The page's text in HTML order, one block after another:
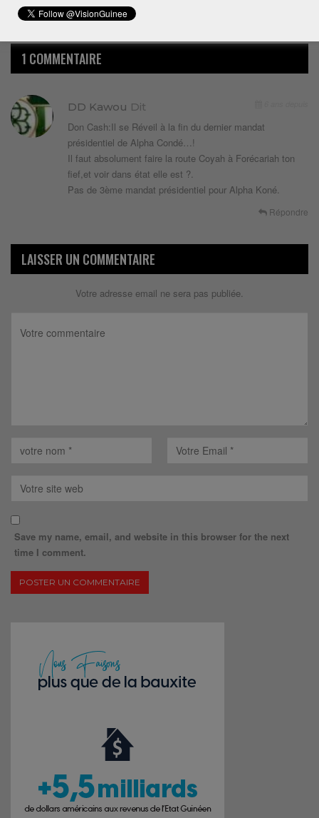
1 COMMENTAIRE
DD Kawou Dit
Don Cash:Il se Réveil à la fin du dernier mandat
présidentiel de Alpha Condé…!
Il faut absolument faire la route Coyah à Forécariah ton
fief,et voir dans état elle est ?.
Pas de 3ème mandat présidentiel pour Alpha Koné.
Répondre
LAISSER UN COMMENTAIRE
Votre adresse email ne sera pas publiée.
Save my name, email, and website in this browser for the next
time I comment.